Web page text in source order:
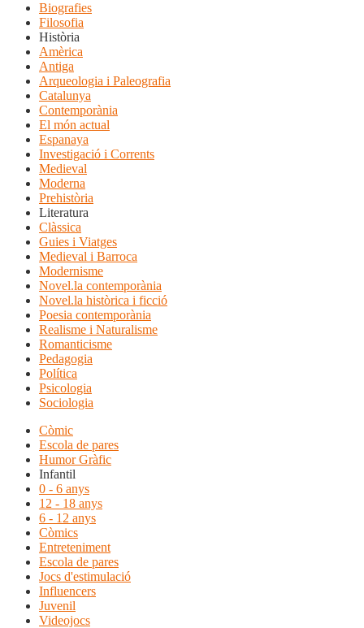
Biografies
Filosofia
Història
Amèrica
Antiga
Arqueologia i Paleografia
Catalunya
Contemporània
El món actual
Espanaya
Investigació i Corrents
Medieval
Moderna
Prehistòria
Literatura
Clàssica
Guies i Viatges
Medieval i Barroca
Modernisme
Novel.la contemporània
Novel.la històrica i ficció
Poesia contemporània
Realisme i Naturalisme
Romanticisme
Pedagogia
Política
Psicologia
Sociologia
Còmic
Escola de pares
Humor Gràfic
Infantil
0 - 6 anys
12 - 18 anys
6 - 12 anys
Còmics
Entreteniment
Escola de pares
Jocs d'estimulació
Influencers
Juvenil
Videojocs